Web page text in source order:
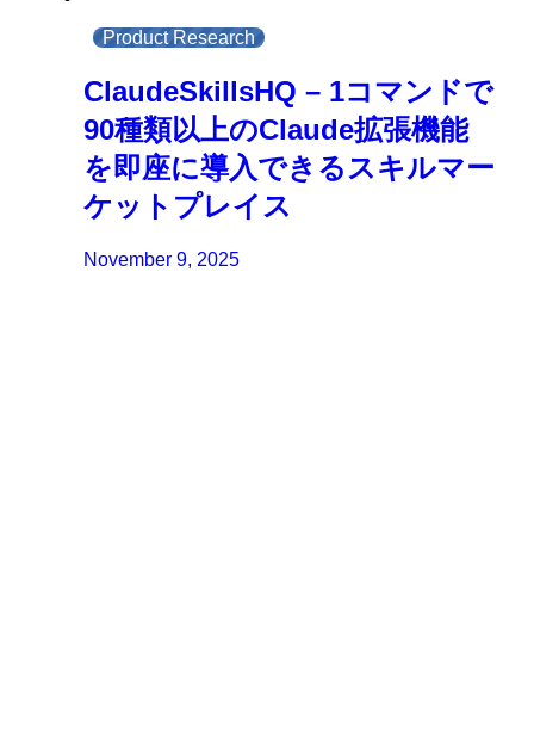
Product Research
ClaudeSkillsHQ – 1コマンドで
90種類以上のClaude拡張機能
を即座に導入できるスキルマー
ケットプレイス
November 9, 2025